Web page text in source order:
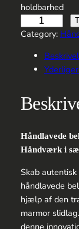
holdbarhed
Håndlavede
Square
Category:
Håndlavede
Håndværk i
Skab
håndlavede
hjælp af den
marmor
denne